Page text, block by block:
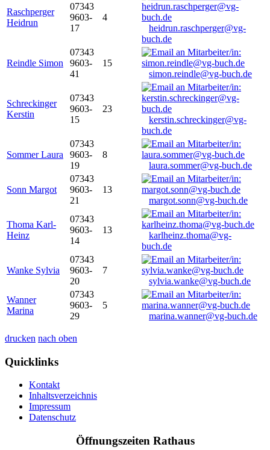
Raschperger
Heidrun
07343
9603-
17
4
heidrun.raschperger@vg-
buch.de
Reindle Simon
07343
9603-
41
15
simon.reindle@vg-buch.de
Schreckinger
Kerstin
07343
9603-
15
23
kerstin.schreckinger@vg-
buch.de
Sommer Laura
07343
9603-
19
8
laura.sommer@vg-buch.de
Sonn Margot
07343
9603-
21
13
margot.sonn@vg-buch.de
Thoma Karl-
Heinz
07343
9603-
14
13
karlheinz.thoma@vg-
buch.de
Wanke Sylvia
07343
9603-
20
7
sylvia.wanke@vg-buch.de
Wanner
Marina
07343
9603-
29
5
marina.wanner@vg-buch.de
drucken nach oben
Quicklinks
Kontakt
Inhaltsverzeichnis
Impressum
Datenschutz
Öffnungszeiten Rathaus